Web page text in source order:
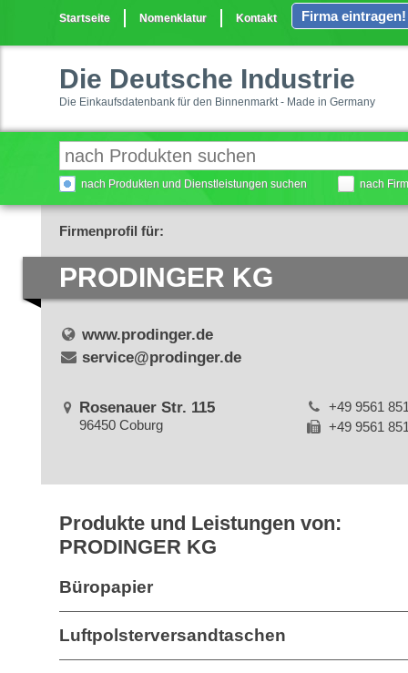
Startseite Nomenklatur Kontakt Firma eintragen!
Die Deutsche Industrie
Die Einkaufsdatenbank für den Binnenmarkt - Made in Germany
nach Produkten und Dienstleistungen suchen nach
Firmenprofil für:
PRODINGER KG
www.prodinger.de
service@prodinger.de
Rosenauer Str. 115
96450 Coburg
+49 9561
+49 9561
Produkte und Leistungen von:
PRODINGER KG
Büropapier
Luftpolsterversandtaschen